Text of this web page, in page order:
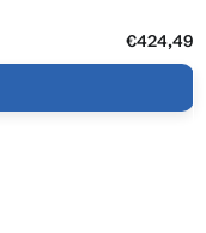
€424,49